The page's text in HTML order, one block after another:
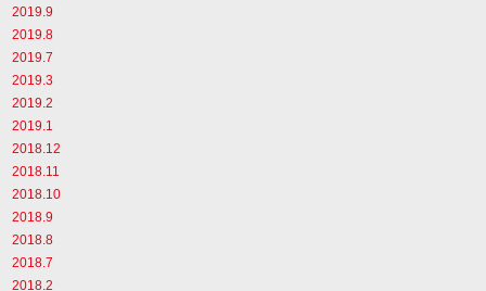
2019.9
2019.8
2019.7
2019.3
2019.2
2019.1
2018.12
2018.11
2018.10
2018.9
2018.8
2018.7
2018.2